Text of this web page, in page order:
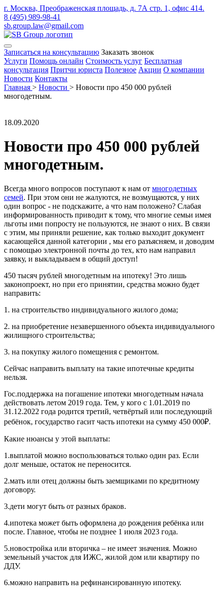
г. Москва, Преображенская площадь, д. 7А стр. 1, офис 414.
8 (495) 989-98-41
sb.group.law@gmail.com
Записаться на консультацию Заказать звонок
Услуги Помощь онлайн Стоимость услуг Бесплатная
консультация Притчи юриста Полезное Акции О компании
Новости Контакты
Главная > Новости > Новости про 450 000 рублей
многодетным.
18.09.2020
Новости про 450 000 рублей
многодетным.
Всегда много вопросов поступают к нам от многодетных
семей. При этом они не жалуются, не возмущаются, у них
один вопрос - не подскажите, а что нам положено? Слабая
информированность приводит к тому, что многие семьи имея
льготы ими попросту не пользуются, не знают о них. В связи
с этим, мы приняли решение, как только выходит документ
касающейся данной категории , мы его разъясняем, и доводим
с помощью электронной почты до тех, кто нам направил
заявку, и выкладываем в общий доступ!
450 тысяч рублей многодетным на ипотеку! Это лишь
законопроект, но при его принятии, средства можно будет
направить:
1. на строительство индивидуального жилого дома;
2. на приобретение незавершенного объекта индивидуального
жилищного строительства;
3. на покупку жилого помещения с ремонтом.
Сейчас направить выплату на такие ипотечные кредиты
нельзя.
Гос.поддержка на погашение ипотеки многодетным начала
действовать летом 2019 года. Тем, у кого с 1.01.2019 по
31.12.2022 года родится третий, четвёртый или последующий
ребёнок, государство гасит часть ипотеки на сумму 450 000₽.
Какие нюансы у этой выплаты:
1.выплатой можно воспользоваться только один раз. Если
долг меньше, остаток не переносится.
2.мать или отец должны быть заемщиками по кредитному
договору.
3.дети могут быть от разных браков.
4.ипотека может быть оформлена до рождения ребёнка или
после. Главное, чтобы не позднее 1 июля 2023 года.
5.новостройка или вторичка – не имеет значения. Можно
земельный участок для ИЖС, жилой дом или квартиру по
ДДУ.
6.можно направить на рефинансированную ипотеку.